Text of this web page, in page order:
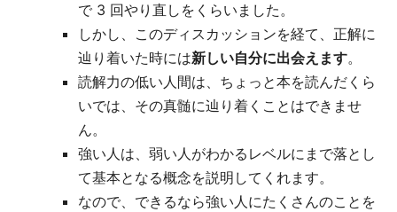
で 3 回やり直しをくらいました。
しかし、このディスカッションを経て、正解に
辿り着いた時には新しい自分に出会えます。
読解力の低い人間は、ちょっと本を読んだくら
いでは、その真髄に辿り着くことはできませ
ん。
強い人は、弱い人がわかるレベルにまで落とし
て基本となる概念を説明してくれます。
なので、できるなら強い人にたくさんのことを